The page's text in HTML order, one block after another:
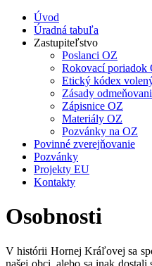
Úvod
Úradná tabuľa
Zastupiteľstvo
Poslanci OZ
Rokovací poriadok
Etický kódex
Zásady
Zápisnice OZ
Materiály OZ
Pozvánky na OZ
Povinné zverejňovanie
Pozvánky
Projekty EU
Kontakty
Osobnosti
V histórii Hornej Kráľovej sa
našej obci, alebo sa inak